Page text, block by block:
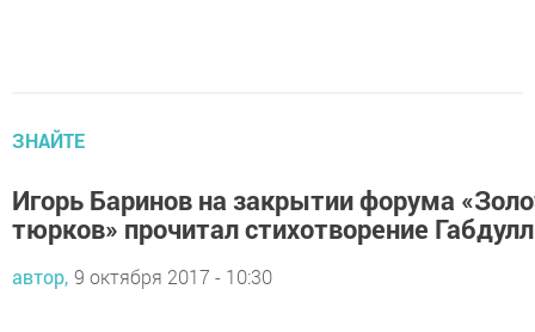
ЗНАЙТЕ
Игорь Баринов на закрытии форума
тюрков» прочитал стихотворение
автор, 9 октября 2017 - 10:30